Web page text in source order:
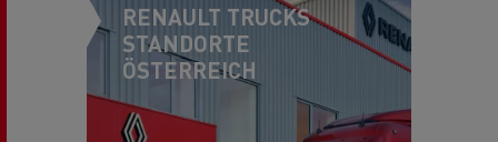
RENAULT TRUCKS
STANDORTE
ÖSTERREICH